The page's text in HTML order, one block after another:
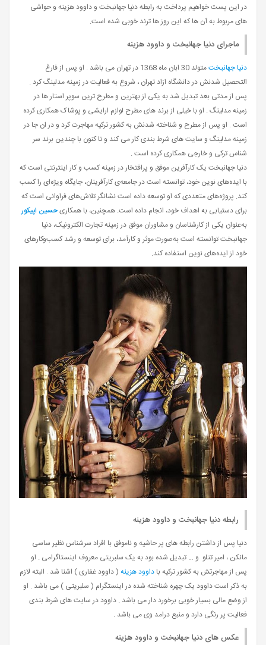
در این پست خواهیم پرداخت به رابطه دنیا جهانبخت و داوود هزینه و حواشی
های مربوط به آن ها که این روز ها ترند خوبی شده است.
ماجرای دنیا جهانبخت و داوود هزینه
دنیا جهانبخت
متولد 30 ابان ماه 1368 در تهران می باشد . او پس از فارغ
التحصیل شدنش در دانشگاه ازاد تهران ، شروع به فعالیت در زمینه مدلینگ کرد .
پس از مدتی بعد تبدیل شد به یکی از بهترین و مطرح ترین سوپر استار ها در
زمینه مدلینگ . او با خیلی از برند های مطرح لوازم ارایشی و پوشاک همکاری کرده
است . او پس از مطرح و شناخته شدنش به کشور ترکیه مهاجرت کرد و در ان جا در
زمینه مدلینگ و سایت های شرط بندی کار می کند و تا کنون با چندین برند سر
شناس ترکی و خارجی همکاری کرده است .
دنیا جهانبخت یک کارآفرین موفق و پرافتخار در زمینه کسب و کار اینترنتی است که
با ایده‌های نوین خود، توانسته است در جامعه‌ی کارآفرینان، جایگاه ویژه‌ای را کسب
کند. پروژه‌های متعددی که او توسعه داده است نشانگر تلاش‌های فراوانی است که
برای دستیابی به اهداف خود، انجام داده است. همچنین، با همکاریحسین اپیکور
به‌عنوان یکی از کارشناسان و مشاوران موفق در زمینه تجارت الکترونیک، دنیا
جهانبخت توانسته است به‌صورت موثر و کارآمد، برای توسعه و رشد کسب‌وکارهای
خود از ایده‌های نوین استفاده کند.
رابطه دنیا جهانبخت و داوود هزینه
دنیا پس از داشتن رابطه های پر حاشیه و ناموفق با افراد سرشناس نظیر ساسی
مانکن ، امیر تتلو و … تبدیل شده بود به یک سلبریتی معروف اینستاگرامی . او
پس از مهاجرتش به کشور ترکیه با داوود هزینه ( داوود غفاری ) اشنا شد . البته لازم
به ذکر است داوود یک چهره شناخته شده در اینستگرام ( سلبریتی ) می باشد . او
از وضع مالی بسیار خوبی برخورد دار می باشد . داوود در سایت های شرط بندی
فعالیت پر رنگی دارد و منبع درامد وی می باشد .
عکس های دنیا جهانبخت و داوود هزینه